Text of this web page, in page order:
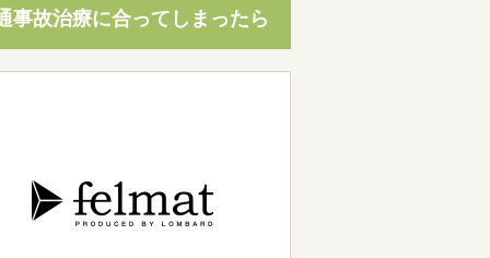
事故治療に合ってしまったら